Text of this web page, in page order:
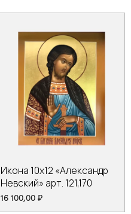
Икона 10х12 «Александр
Невский» арт. 121,170
16 100,00 ₽